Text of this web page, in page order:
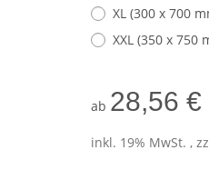
XL (300 x 700
XXL (350 x 750
ab 28,56 €
inkl. 19% MwSt. ,